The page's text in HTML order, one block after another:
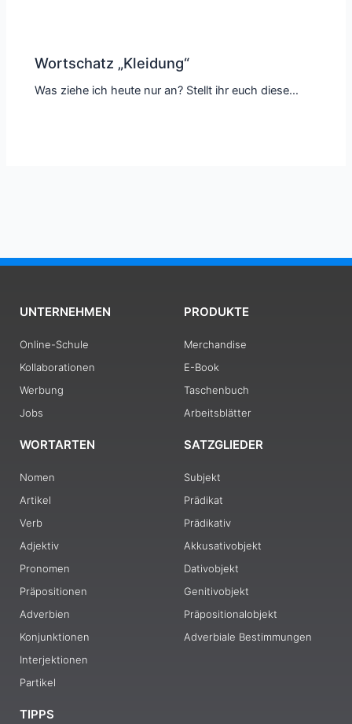
Wortschatz „Kleidung“
Was ziehe ich heute nur an? Stellt ihr euch diese…
UNTERNEHMEN
Online-Schule
Kollaborationen
Werbung
Jobs
PRODUKTE
Merchandise
E-Book
Taschenbuch
Arbeitsblätter
WORTARTEN
Nomen
Artikel
Verb
Adjektiv
Pronomen
Präpositionen
Adverbien
Konjunktionen
Interjektionen
Partikel
SATZGLIEDER
Subjekt
Prädikat
Prädikativ
Akkusativobjekt
Dativobjekt
Genitivobjekt
Präpositionalobjekt
Adverbiale Bestimmungen
TIPPS